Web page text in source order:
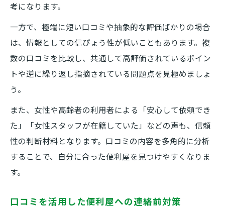
考になります。
一方で、極端に短い口コミや抽象的な評価ばかりの場合
は、情報としての信ぴょう性が低いこともあります。複
数の口コミを比較し、共通して高評価されているポイン
トや逆に繰り返し指摘されている問題点を見極めましょ
う。
また、女性や高齢者の利用者による「安心して依頼でき
た」「女性スタッフが在籍していた」などの声も、信頼
性の判断材料となります。口コミの内容を多角的に分析
することで、自分に合った便利屋を見つけやすくなりま
す。
口コミを活用した便利屋への連絡前対策